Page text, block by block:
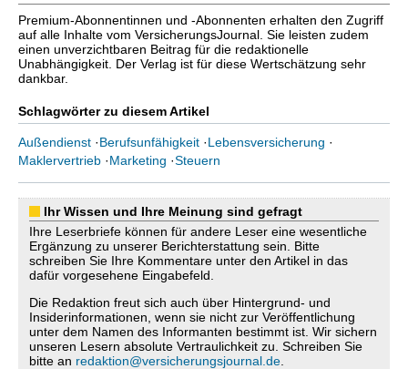
Premium-Abonnentinnen und -Abonnenten erhalten den Zugriff
auf alle Inhalte vom VersicherungsJournal. Sie leisten zudem
einen unverzichtbaren Beitrag für die redaktionelle
Unabhängigkeit. Der Verlag ist für diese Wertschätzung sehr
dankbar.
Schlagwörter zu diesem Artikel
Außendienst ·Berufsunfähigkeit ·Lebensversicherung ·
Maklervertrieb ·Marketing ·Steuern
Ihr Wissen und Ihre Meinung sind gefragt
Ihre Leserbriefe können für andere Leser eine wesentliche
Ergänzung zu unserer Berichterstattung sein. Bitte
schreiben Sie Ihre Kommentare unter den Artikel in das
dafür vorgesehene Eingabefeld.
Die Redaktion freut sich auch über Hintergrund- und
Insiderinformationen, wenn sie nicht zur Veröffentlichung
unter dem Namen des Informanten bestimmt ist. Wir sichern
unseren Lesern absolute Vertraulichkeit zu. Schreiben Sie
bitte an redaktion@versicherungsjournal.de